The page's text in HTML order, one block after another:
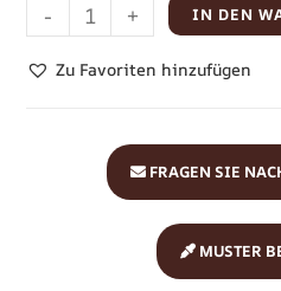
- + IN DEN
Zu Favoriten hinzufügen
MUSTER
FRAGEN SIE